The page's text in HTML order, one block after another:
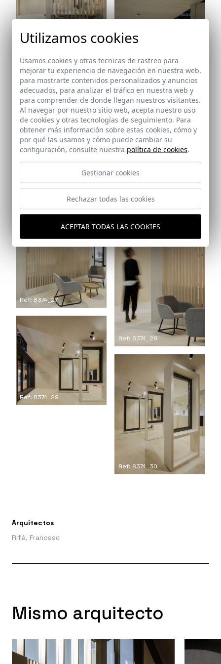
Ref: 8374_24
Ref: 8374_25
Ref: 8374_26
Ref: 8374_27
Ref: 8374_28
Ref: 8374_29
Ref: 8374_30
Arquitectos
Rifé, Francesc
Mismo arquitecto
Utilizamos cookies
Usamos cookies y otras tecnicas de rastreo para
mejorar tu experiencia de navegación en nuestra web,
para mostrarte contenidos personalizados y anuncios
adecuados, para analizar el tráfico en nuestra web y
para comprender de donde llegan nuestros visitantes.
Al navegar por nuestro sitio web, acepta nuestro uso
de cookies y otras tecnologías de seguimiento. Para
obtener más información sobre estas cookies, cómo y
por qué las usamos y cómo puede cambiar su
configuración, consulte nuestra política de cookies.
Gestionar cookies
Rechazar todas las cookies
ACEPTAR TODAS LAS COOKIES